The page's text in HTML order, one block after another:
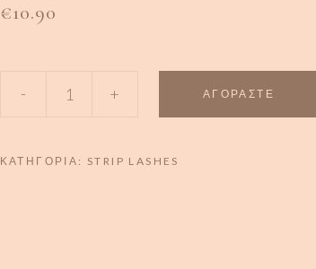
€10.90
LASHES
- + ΑΓΟΡΑΣΤΕ
ΚΑΤΗΓΟΡΊΑ: STRIP LASHES